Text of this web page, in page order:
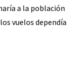
a la población
vuelos dependía